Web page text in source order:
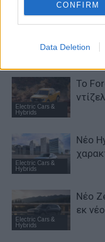
CONFIRM
Data Deletion
Electric Cars &
Το
ευρώ
Electric Cars &
Hybrids
Το
Electric Cars &
Hybrids
Νέο
Electric Cars &
Hybrids
Νέο
εκ